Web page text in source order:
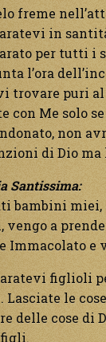
freme
in
per tutti i
l’ora
trovare puri al
con Me solo
non
di Dio ma
Santissima:
bambini miei,
vengo a
Immacolato e
figlioli
Lasciate le
delle cose di